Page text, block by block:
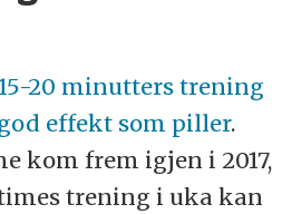
20 minutters trening
effekt som piller.
kom frem igjen i 2017,
trening i uka kan